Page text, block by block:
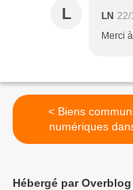
L LN 22/
Merci
< Biens communs
numériques
l'enseignement
Hébergé par Overblog